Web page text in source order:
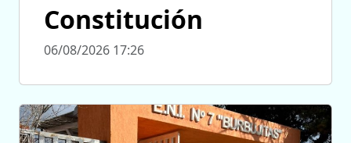
Constitución
06/08/2026 17:26